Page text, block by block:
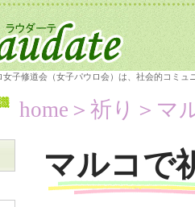
女子修道会（女子パウロ会）は、社会的コミ
home ＞祈り＞ マ
マルコで